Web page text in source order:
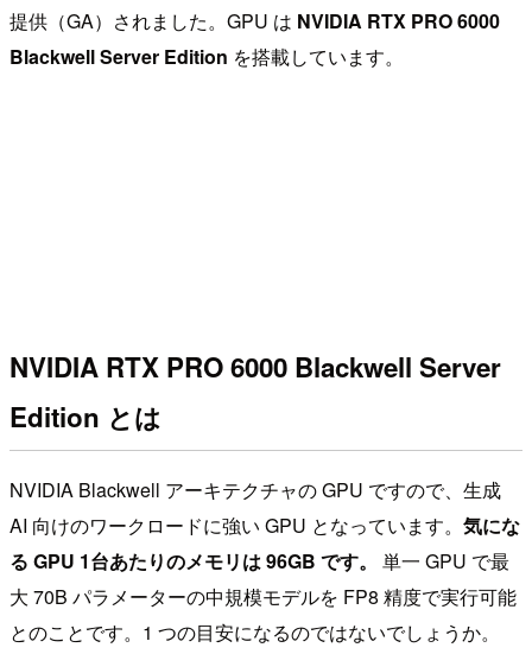
提供（GA）されました。GPU は NVIDIA RTX PRO 6000
Blackwell Server Edition を搭載しています。
NVIDIA RTX PRO 6000 Blackwell Server
Edition とは
NVIDIA Blackwell アーキテクチャの GPU ですので、生成
AI 向けのワークロードに強い GPU となっています。 気にな
る GPU 1台あたりのメモリは 96GB です。
単一 GPU で最
大 70B パラメーターの中規模モデルを FP8 精度で実行可能
とのことです。1 つの目安になるのではないでしょうか。